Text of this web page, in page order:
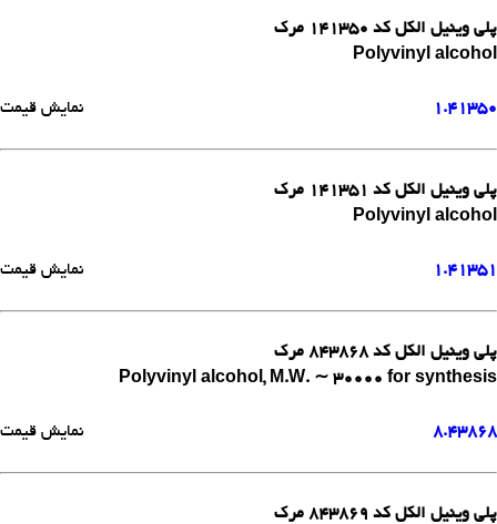
پلی وینیل الکل کد 141350 مرک
Polyvinyl alcohol
1.41350 نمایش قیمت
پلی وینیل الکل کد 141351 مرک
Polyvinyl alcohol
1.41351 نمایش قیمت
پلی وینیل الکل کد 843868 مرک
Polyvinyl alcohol, M.W. ∼ 30000 for synthesis
8.43868 نمایش قیمت
پلی وینیل الکل کد 843869 مرک